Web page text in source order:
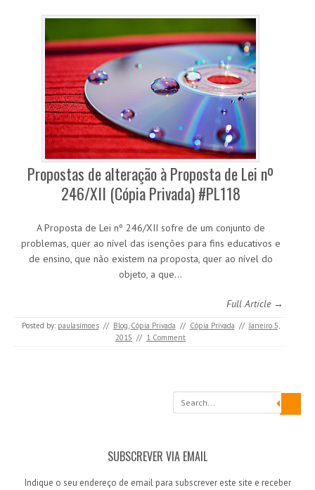
Propostas de alteração à Proposta de Lei nº
246/XII (Cópia Privada) #PL118
A Proposta de Lei nº 246/XII sofre de um conjunto de
problemas, quer ao nível das isenções para fins educativos e
de ensino, que não existem na proposta, quer ao nível do
objeto, a que…
Full Article →
Posted by: paulasimoes // Blog, Cópia Privada // Cópia Privada // Janeiro 5,
2015 // 1 Comment
Search
SUBSCREVER VIA EMAIL
Indique o seu endereço de email para subscrever este site e receber